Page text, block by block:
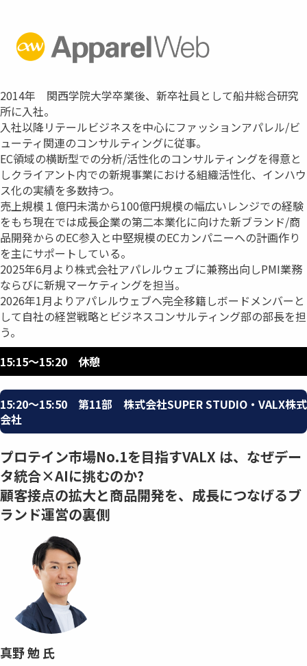
2014年 関西学院大学卒業後、新卒社員として船井総合研究
所に入社。
入社以降リテールビジネスを中心にファッションアパレル/ビ
ューティ関連のコンサルティングに従事。
EC領域の横断型での分析/活性化のコンサルティングを得意と
しクライアント内での新規事業における組織活性化、インハウ
ス化の実績を多数持つ。
売上規模１億円未満から100億円規模の幅広いレンジでの経験
をもち現在では成長企業の第二本業化に向けた新ブランド/商
品開発からのEC参入と中堅規模のECカンパニーへの計画作り
を主にサポートしている。
2025年6月より株式会社アパレルウェブに兼務出向しPMI業務
ならびに新規マーケティングを担当。
2026年1月よりアパレルウェブへ完全移籍しボードメンバーと
して自社の経営戦略とビジネスコンサルティング部の部長を担
う。
15:15〜15:20 休憩
15:20〜15:50 第11部 株式会社SUPER STUDIO・VALX株式
会社
プロテイン市場No.1を目指すVALX は、なぜデー
タ統合×AIに挑むのか?
顧客接点の拡大と商品開発を、成⾧につなげるブ
ランド運営の裏側
真野 勉 氏